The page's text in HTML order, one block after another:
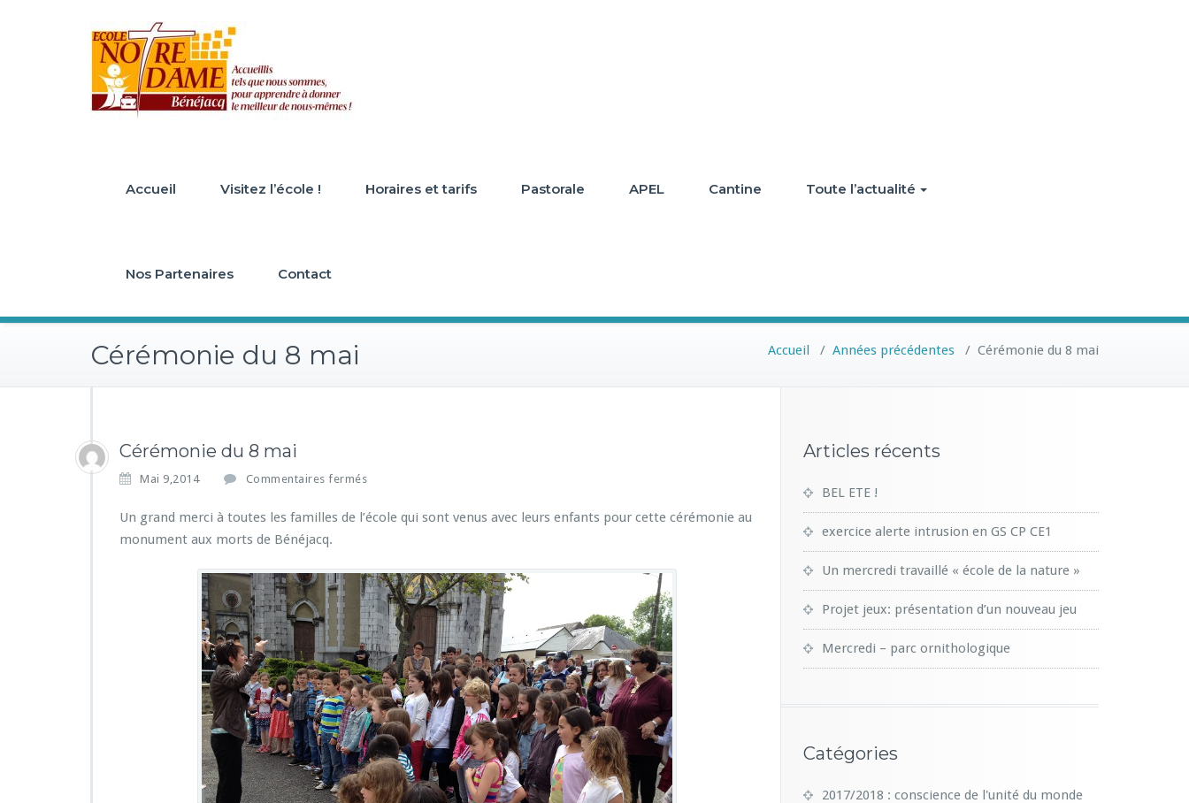
Accueil Visitez l’école ! Horaires et tarifs Pastorale APEL Cantine Toute l’actualité
Nos Partenaires Contact
Cérémonie du 8 mai Accueil / Années précédentes / Cérémonie du 8 mai
Cérémonie du 8 mai
Mai 9,2014 Commentaires fermés
r
r
é
m
o
n
i
e
d
u
8
m
a
i
Un grand merci à toutes les familles de l’école qui sont venus avec leurs enfants pour cette cérémonie au
monument aux morts de Bénéjacq.
Articles récents
BEL ETE !
exercice alerte intrusion en GS CP CE1
Un mercredi travaillé « école de la nature »
Projet jeux: présentation d’un nouveau jeu
Mercredi – parc ornithologique
Catégories
2017/2018 : conscience de l'unité du monde